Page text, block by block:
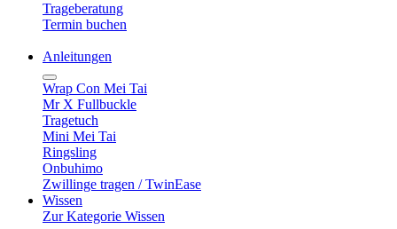
Trageberatung
Termin buchen
Anleitungen
Wrap Con Mei Tai
Mr X Fullbuckle
Tragetuch
Mini Mei Tai
Ringsling
Onbuhimo
Zwillinge tragen / TwinEase
Wissen
Zur Kategorie Wissen